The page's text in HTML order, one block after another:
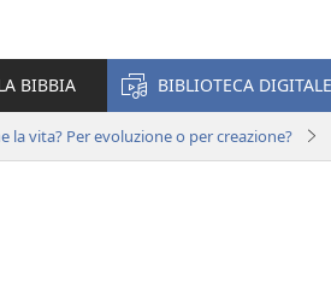
BIBBIA BIBLIOTECA DIGITALE
la vita? Per evoluzione o per creazione?